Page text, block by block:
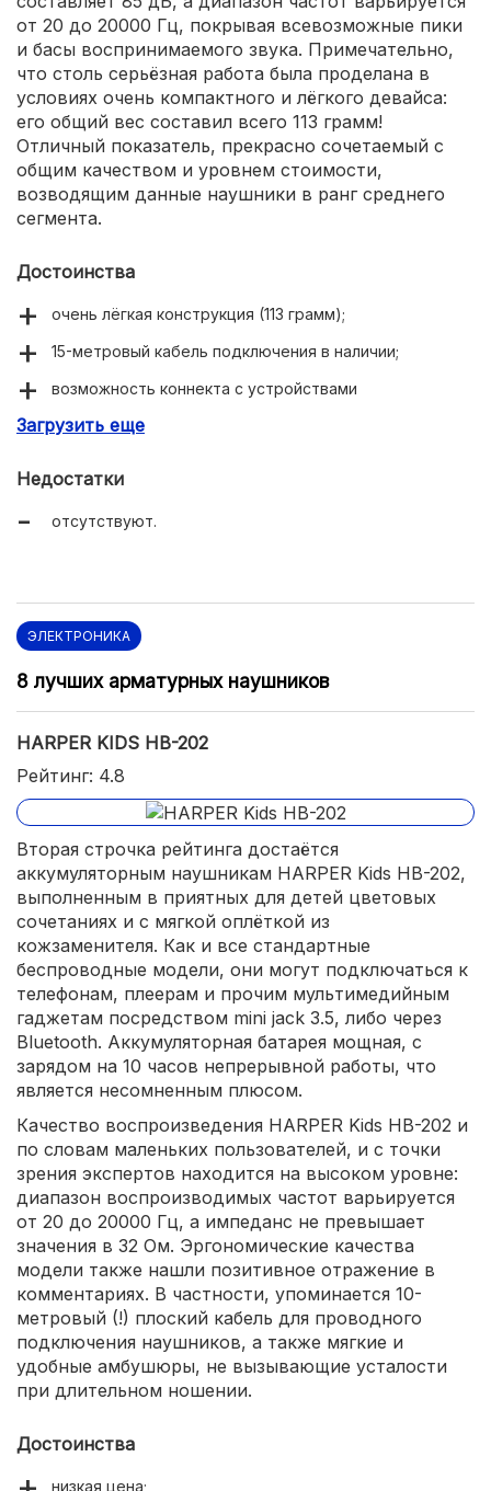
от 20 до 20000 Гц, покрывая всевозможные пики
и басы воспринимаемого звука. Примечательно,
что столь серьёзная работа была проделана в
условиях очень компактного и лёгкого девайса:
его общий вес составил всего 113 грамм!
Отличный показатель, прекрасно сочетаемый с
общим качеством и уровнем стоимости,
возводящим данные наушники в ранг среднего
сегмента.
Достоинства
очень лёгкая конструкция (113 грамм);
15-метровый кабель подключения в наличии;
возможность коннекта с устройствами
Bluetooth 4;
ценой.
Загрузить еще
Недостатки
отсутствуют.
ЭЛЕКТРОНИКА
8 лучших арматурных наушников
HARPER KIDS HB-202
Рейтинг: 4.8
Вторая строчка рейтинга достаётся
аккумуляторным наушникам HARPER Kids HB-202,
выполненным в приятных для детей цветовых
сочетаниях и с мягкой оплёткой из
кожзаменителя. Как и все стандартные
беспроводные модели, они могут подключаться к
телефонам, плеерам и прочим мультимедийным
гаджетам посредством mini jack 3.5, либо через
Bluetooth. Аккумуляторная батарея мощная, с
зарядом на 10 часов непрерывной работы, что
является несомненным плюсом.
Качество воспроизведения HARPER Kids HB-202 и
по словам маленьких пользователей, и с точки
зрения экспертов находится на высоком уровне:
диапазон воспроизводимых частот варьируется
от 20 до 20000 Гц, а импеданс не превышает
значения в 32 Ом. Эргономические качества
модели также нашли позитивное отражение в
комментариях. В частности, упоминается 10-
метровый (!) плоский кабель для проводного
подключения наушников, а также мягкие и
удобные амбушюры, не вызывающие усталости
при длительном ношении.
Достоинства
низкая цена;